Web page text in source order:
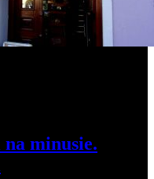
minusie.